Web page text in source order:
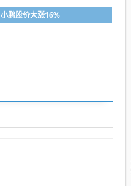
小鹏股价大涨16%